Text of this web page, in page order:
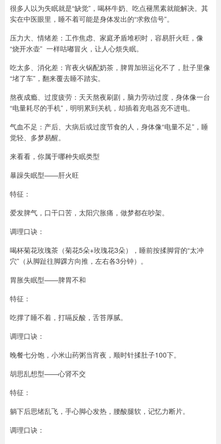
很多人以为失眠就是“缺觉”，喝杯牛奶、吃点褪黑素就能解决。其
实在中医眼里，睡不着可能是身体发出的“求救信号”。
压力大、情绪差：工作焦虑、家庭矛盾堆积时，容易肝火旺，像
“烧开水壶” 一样咕嘟冒火，让人心烦失眠。
吃太多、消化差：宵夜火锅配奶茶，脾胃加班运化不了，肚子里像
“堵了车”，翻来覆去睡不踏实。
熬夜成瘾、过度疲劳：天天熬夜刷剧，脑力劳动过度，身体像一台
“电量耗尽的手机”，明明累到关机，却插着充电器充不进电。
气血不足：产后、大病后或过度节食的人，身体像“电量不足”，睡
觉轻、多梦易醒。
来看看，你属于哪种失眠类型
暴躁失眠型——肝火旺
特征：
爱发脾气，口干口苦，太阳穴胀痛，做梦都在吵架。
调理口诀：
喝杯菊花玫瑰茶（菊花5朵+玫瑰花3朵），睡前按揉脚背的“太冲
穴”（从脚趾往脚踝方向推，左右各3分钟）。
胃胀失眠型——脾胃不和
特征：
吃撑了睡不着，打嗝反酸，舌苔厚腻。
调理口诀：
晚餐七分饱，小米山药粥当宵夜，顺时针揉肚子100下。
胡思乱想型——心肾不交
特征：
躺下后思绪乱飞，手心脚心发热，腰酸腿软，记忆力断片。
调理口诀：